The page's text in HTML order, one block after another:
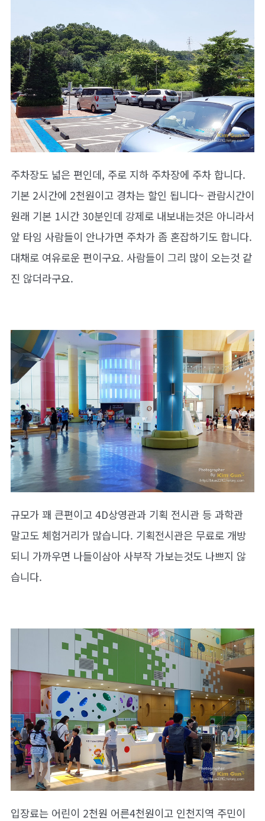
주차장도 넓은 편인데, 주로 지하 주차장에 주차 합니다.
기본 2시간에 2천원이고 경차는 할인 됩니다~ 관람시간이
원래 기본 1시간 30분인데 강제로 내보내는것은 아니라서
앞 타임 사람들이 안나가면 주차가 좀 혼잡하기도 합니다.
대채로 여유로운 편이구요. 사람들이 그리 많이 오는것 같
진 않더라구요.
규모가 꽤 큰편이고 4D상영관과 기획 전시관 등 과학관
말고도 체험거리가 많습니다. 기획전시관은 무료로 개방
되니 가까우면 나들이삼아 사부작 가보는것도 나쁘지 않
습니다.
입장료는 어린이 2천원 어른4천원이고 인천지역 주민이